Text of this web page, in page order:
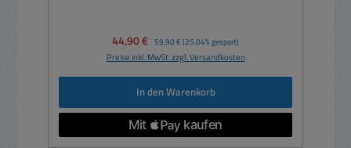
Verkaufspreis:
44,90 € Regulärer Preis:
59,90 € (25.04% gespart)
Preise inkl. MwSt. zzgl. Versandkosten
In den Warenkorb